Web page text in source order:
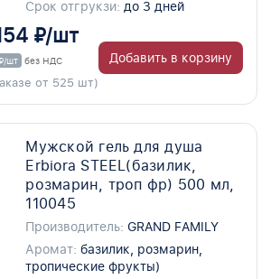
Срок отгрукзи: до 3 дней
₽/шт
шт без НДС
от 525 шт)
Добавить в корзину
Мужской гель для душа
Erbiora STEEL(базилик,
розмарин, троп фр) 500 мл,
110045
Производитель: GRAND FAMILY
Аромат: базилик, розмарин,
тропические фрукты)